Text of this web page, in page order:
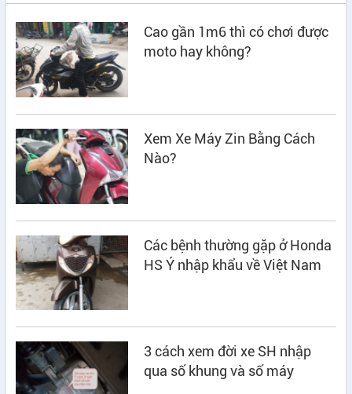
Cao gần 1m6 thì có chơi được
moto hay không?
Xem Xe Máy Zin Bằng Cách
Nào?
Các bệnh thường gặp ở Honda
HS Ý nhập khẩu về Việt Nam
3 cách xem đời xe SH nhập
qua số khung và số máy